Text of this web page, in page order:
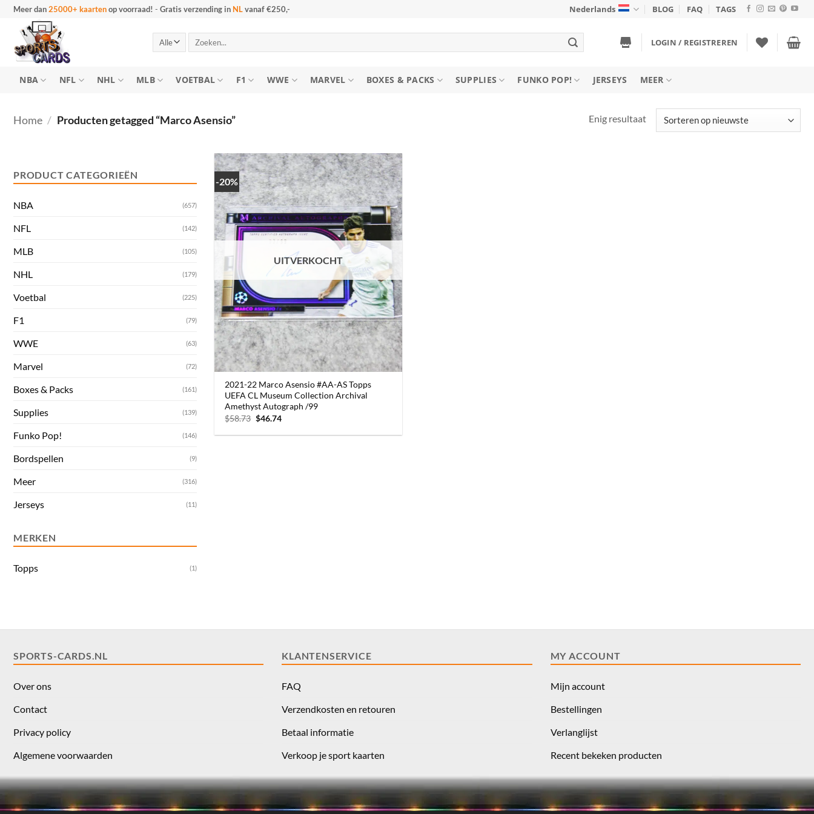
inhoud
Meer dan25000+ kaartenop voorraad! - Gratis verzending in NLvanaf €250,- Nederlands BLOG FAQ TAGS
Zoeken
LOGIN / REGISTREREN
NBA NFL NHL MLB VOETBAL F1 WWE MARVEL BOXES & PACKS SUPPLIES FUNKO POP! JERSEYS MEER
Home / Producten getagged “Marco Asensio” Enig resultaat
PRODUCT CATEGORIEËN
NBA (657)
NFL (142)
MLB (105)
NHL (179)
Voetbal (225)
F1 (79)
WWE (63)
Marvel (72)
Boxes & Packs (161)
Supplies (139)
Funko Pop! (146)
Bordspellen (9)
Meer (316)
Jerseys (11)
MERKEN
Topps (1)
-20%
UITVERKOCHT
2021-22 Marco Asensio #AA-AS Topps
UEFA CL Museum Collection Archival
Amethyst Autograph /99
$58.73 Oorspronkelijke
was:
$46.74Huidige
is:
SPORTS-CARDS.NL
Over ons
Contact
Privacy policy
Algemene voorwaarden
KLANTENSERVICE
FAQ
Verzendkosten en retouren
Betaal informatie
Verkoop je sport kaarten
MY ACCOUNT
Mijn account
Bestellingen
Verlanglijst
Recent bekeken producten